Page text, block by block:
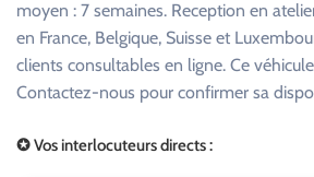
moyen : 7 semaines. Reception en
en France, Belgique, Suisse et
clients consultables en ligne. Ce
Contactez-nous pour confirmer sa
✪ Vos interlocuteurs directs :